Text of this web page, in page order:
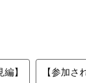
編】 【参加さ